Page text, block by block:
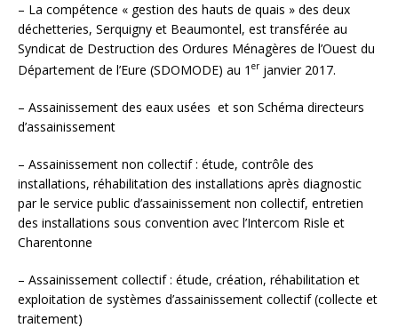
– La compétence « gestion des hauts de quais » des deux
déchetteries, Serquigny et Beaumontel, est transférée au
Syndicat de Destruction des Ordures Ménagères de l’Ouest du
Département de l’Eure (SDOMODE) au 1 erjanvier 2017.
– Assainissement des eaux usées et son Schéma directeurs
d’assainissement
– Assainissement non collectif : étude, contrôle des
installations, réhabilitation des installations après diagnostic
par le service public d’assainissement non collectif, entretien
des installations sous convention avec l’Intercom Risle et
Charentonne
– Assainissement collectif : étude, création, réhabilitation et
exploitation de systèmes d’assainissement collectif (collecte et
traitement)